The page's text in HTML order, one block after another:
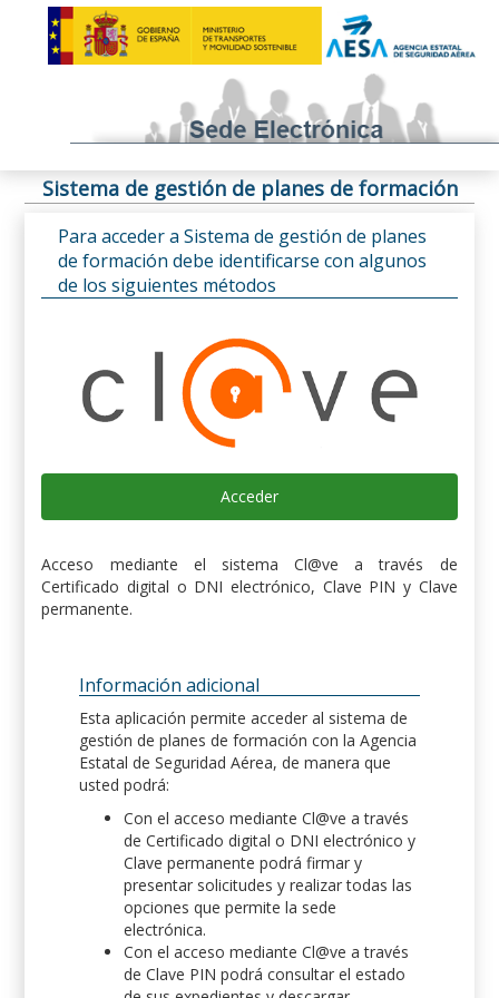
Sistema de gestión de planes de formación
Para acceder a Sistema de gestión de planes
de formación debe identificarse con algunos
de los siguientes métodos
Acceder
Acceso mediante el sistema Cl@ve a través de
Certificado digital o DNI electrónico, Clave PIN y Clave
permanente.
Información adicional
Esta aplicación permite acceder al sistema de
gestión de planes de formación con la Agencia
Estatal de Seguridad Aérea, de manera que
usted podrá:
Con el acceso mediante Cl@ve a través
de Certificado digital o DNI electrónico y
Clave permanente podrá firmar y
presentar solicitudes y realizar todas las
opciones que permite la sede
electrónica.
Con el acceso mediante Cl@ve a través
de Clave PIN podrá consultar el estado